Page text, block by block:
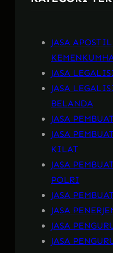
JASA
JASA
JASA
BELANDA
JASA
JASA
KILAT
JASA
POLRI
JASA
JASA
JASA
JASA